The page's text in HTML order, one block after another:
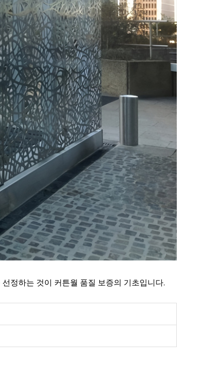
정하는 것이 커튼월 품질 보증의 기초입니다.